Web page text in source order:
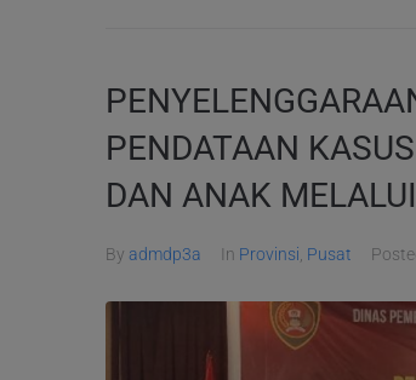
PENDATAAN
DAN ANAK
By admdp3a In Provinsi Pusat